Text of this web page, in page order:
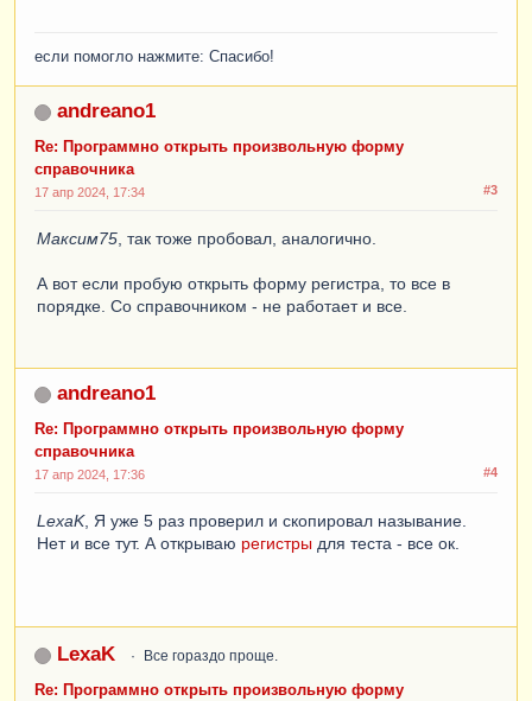
если помогло нажмите: Спасибо!
andreano1
Re: Программно открыть произвольную форму
справочника
#3
17 апр 2024, 17:34
Максим75, так тоже пробовал, аналогично.
А вот если пробую открыть форму регистра, то все в
порядке. Со справочником - не работает и все.
andreano1
Re: Программно открыть произвольную форму
справочника
#4
17 апр 2024, 17:36
LexaK, Я уже 5 раз проверил и скопировал называние.
Нет и все тут. А открываю регистры для теста - все ок.
LexaK Все гораздо проще.
Re: Программно открыть произвольную форму